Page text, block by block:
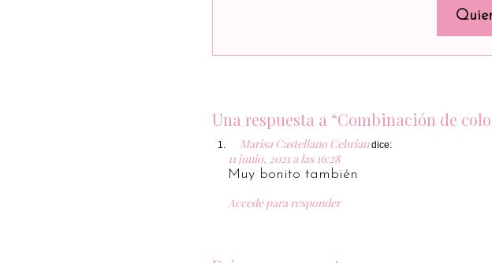
Una respuesta a “Combinación de
Marisa Castellano Cebrian dice:
11 junio, 2021 a las 16:28
Muy bonito también
Accede para responder